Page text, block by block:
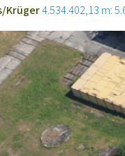
Krüger4.534.402,13 m: